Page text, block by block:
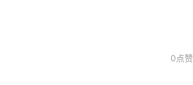
0点赞